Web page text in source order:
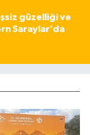
güzelliği ve
Saraylar’da